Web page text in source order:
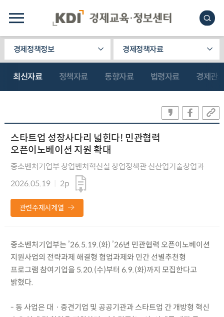
경제정책정보 경제정책자료
최신자료 정책자료 동향자료 법령자료 경제관
스타트업 성장사다리 넓힌다! 민관협력
오픈이노베이션 지원 확대
중소벤처기업부 창업벤처혁신실 창업정책관 신산업기술창업과
2026.05.19
2p
관련주제시계열
중소벤처기업부는 ’26.5.19.(화) ’26년 민관협력 오픈이노베이션
지원사업의 전략과제 해결형 협업과제와 민간 선별추천형
프로그램 참여기업을 5.20.(수)부터 6.9.(화)까지 모집한다고
밝혔다.
- 동 사업은 대ㆍ중견기업 및 공공기관과 스타트업 간 개방형 혁신